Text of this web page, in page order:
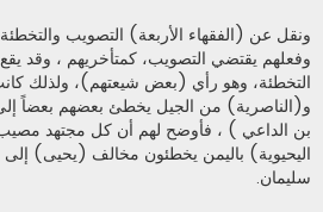
ونقل عن (الفقهاء الأربعة) التصويب
وفعلهم يقتضي التصويب، كمتأخريهم ، وقد
التخطئة، وهو رأي (بعض شيعتهم)، ولذلك
و(الناصرية) من الجيل يخطئ بعضهم بعضاً
بن الداعي ) ، فأوضح لهم أن كل مجتهد
اليحيوية) باليمن يخطئون مخالف (يحيى)
سليمان.